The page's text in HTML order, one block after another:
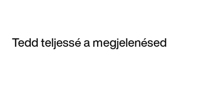
Tedd teljessé a megjelenésed